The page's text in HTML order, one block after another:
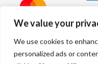
We value your
We use cookies to
personalized ads or